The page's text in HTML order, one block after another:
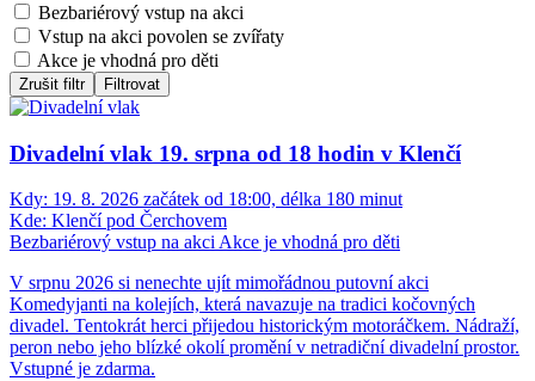
Bezbariérový vstup na akci
Vstup na akci povolen se zvířaty
Akce je vhodná pro děti
Zrušit filtr Filtrovat
Divadelní vlak 19. srpna od 18 hodin v Klenčí
Kdy: 19. 8. 2026 začátek od 18:00, délka 180 minut
Kde: Klenčí pod Čerchovem
Bezbariérový vstup na akci Akce je vhodná pro děti
V srpnu 2026 si nenechte ujít mimořádnou putovní akci
Komedyjanti na kolejích, která navazuje na tradici kočovných
divadel. Tentokrát herci přijedou historickým motoráčkem. Nádraží,
peron nebo jeho blízké okolí promění v netradiční divadelní prostor.
Vstupné je zdarma.